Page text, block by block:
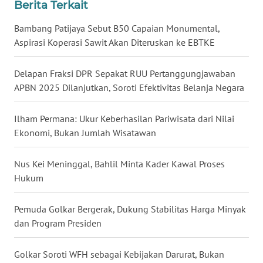
Berita Terkait
Bambang Patijaya Sebut B50 Capaian Monumental,
Aspirasi Koperasi Sawit Akan Diteruskan ke EBTKE
Delapan Fraksi DPR Sepakat RUU Pertanggungjawaban
APBN 2025 Dilanjutkan, Soroti Efektivitas Belanja Negara
Ilham Permana: Ukur Keberhasilan Pariwisata dari Nilai
Ekonomi, Bukan Jumlah Wisatawan
Nus Kei Meninggal, Bahlil Minta Kader Kawal Proses
Hukum
Pemuda Golkar Bergerak, Dukung Stabilitas Harga Minyak
dan Program Presiden
Golkar Soroti WFH sebagai Kebijakan Darurat, Bukan
BABEL
WN
SUMBAR
WN
SUMSEL
WN
BENGKULU
WN